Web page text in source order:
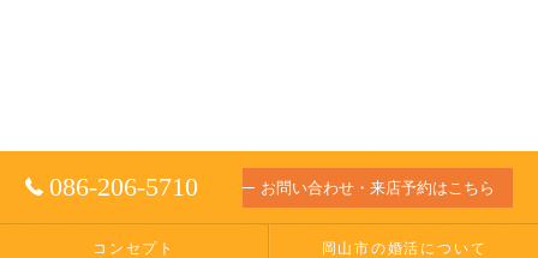
086-206-5710 お問い合わせ・来店予約はこちら
コンセプト 岡山市の婚活について